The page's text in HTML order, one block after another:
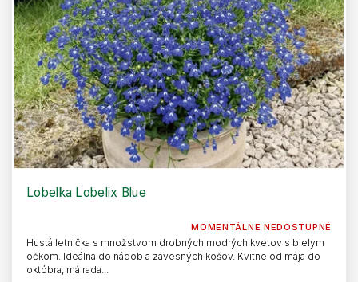
Lobelka Lobelix Blue
MOMENTÁLNE NEDOSTUPNÉ
Hustá letnička s množstvom drobných modrých kvetov s bielym
očkom. Ideálna do nádob a závesných košov. Kvitne od mája do
októbra, má rada...